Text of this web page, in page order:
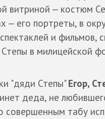
витриной — костюм
— его портреты, в
и фильмов,
в милицейской
"дяди Степы"Егор,
деда, не
табу